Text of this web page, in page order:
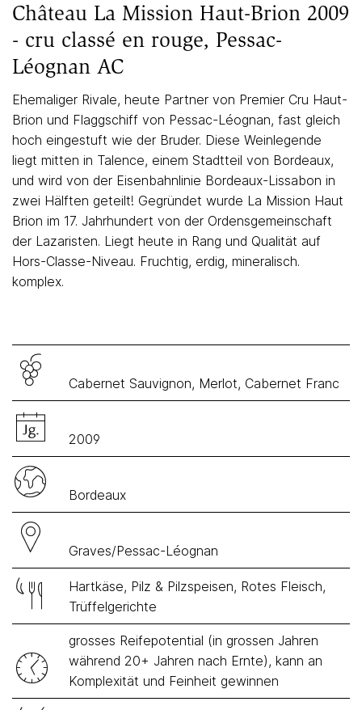
Château La Mission Haut-Brion 2009
- cru classé en rouge, Pessac-
Léognan AC
Ehemaliger Rivale, heute Partner von Premier Cru Haut-
Brion und Flaggschiff von Pessac-Léognan, fast gleich
hoch eingestuft wie der Bruder. Diese Weinlegende
liegt mitten in Talence, einem Stadtteil von Bordeaux,
und wird von der Eisenbahnlinie Bordeaux-Lissabon in
zwei Hälften geteilt! Gegründet wurde La Mission Haut
Brion im 17. Jahrhundert von der Ordensgemeinschaft
der Lazaristen. Liegt heute in Rang und Qualität auf
Hors-Classe-Niveau. Fruchtig, erdig, mineralisch.
komplex.
Cabernet Sauvignon, Merlot, Cabernet Franc
2009
Bordeaux
Graves/Pessac-Léognan
Hartkäse, Pilz & Pilzspeisen, Rotes Fleisch,
Trüffelgerichte
grosses Reifepotential (in grossen Jahren
während 20+ Jahren nach Ernte), kann an
Komplexität und Feinheit gewinnen